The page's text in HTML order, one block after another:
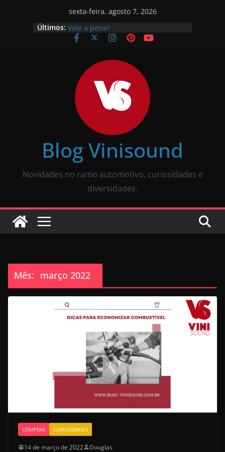
sexta-feira, agosto 7, 2026
Últimos:
O que é pneu remold? É seguro?
Vale a pena?
Como calibrar pneu? Passo a passo
JBL Wave Buds é bom? Uma review
completa
O som automotivo Pioneer é bom?
Review completa
Som para carros com bluetooth e
tela: como escolher?
Blog Vinisound
Novidades no ramo automotivo, curiosidades e
diversidades.
Mês: março 2022
COMPRAS CURIOSIDADES
14 de março de 2022 Douglas